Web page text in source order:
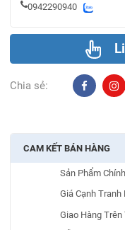
0942290940
Chia sẻ:
CAM KẾT BÁN HÀNG
Sản Phẩm
Giá Cạnh
Giao Hàng Trên